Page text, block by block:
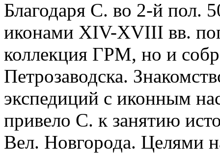
Благодаря С. во 2-й пол.
иконами XIV-XVIII вв.
коллекция ГРМ, но и
Петрозаводска.
экспедиций с иконным
привело С. к занятию
Вел. Новгорода. Целями